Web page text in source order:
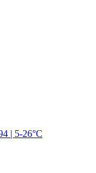
| 5-26°С